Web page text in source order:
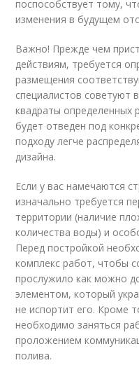
поспособствует тому,
изменения в будущем
Важно! Прежде чем
действиям, требуется
размещения
специалистов советуют
квадраты определенных
будет отведен под
подходу легче
дизайна.
Если у вас намечаются
изначально требуется
территории (наличие
количества воды) и
Перед постройкой
комплекс работ, чтобы
прослужило как можно
элементом, который
не испортит его. Кроме
необходимо заняться
проложением
полива.